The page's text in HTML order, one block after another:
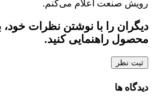
رویش صنعت اعلام می‌کنم.
دیگران را با نوشتن نظرات خود،
محصول راهنمایی کنید.
ثبت نظر
دیدگاه ها